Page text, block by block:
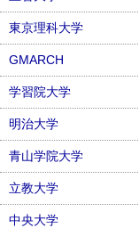
東京理科大学
GMARCH
学習院大学
明治大学
青山学院大学
立教大学
中央大学